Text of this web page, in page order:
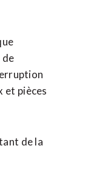
et pièces
de la